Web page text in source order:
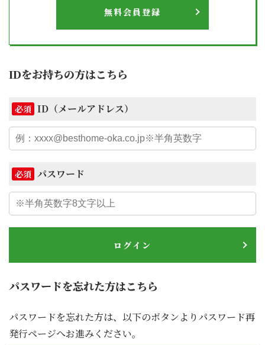
無料会員登録
IDをお持ちの方はこちら
必須 ID（メールアドレス）
必須 パスワード
ログイン
パスワードを忘れた方はこちら
パスワードを忘れた方は、以下のボタンよりパスワード再
発行ページへお進みください。